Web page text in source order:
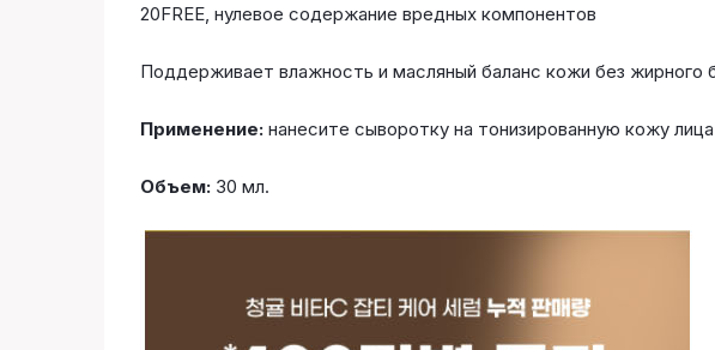
20FREE, нулевое содержание вредных компонентов
Поддерживает влажность и масляный баланс кожи без
Применение: нанесите сыворотку на тонизированную кожу
Объем: 30 мл.